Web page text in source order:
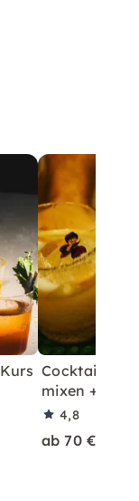
Cocktailkurs:
mixen +
4,8
ab 70 €